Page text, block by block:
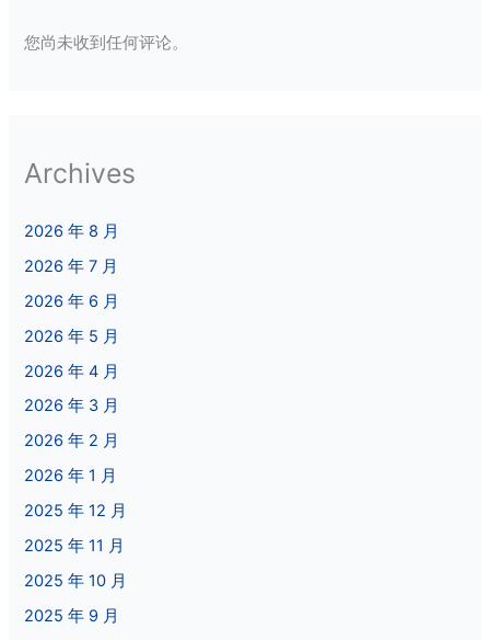
您尚未收到任何评论。
Archives
2026 年 8 月
2026 年 7 月
2026 年 6 月
2026 年 5 月
2026 年 4 月
2026 年 3 月
2026 年 2 月
2026 年 1 月
2025 年 12 月
2025 年 11 月
2025 年 10 月
2025 年 9 月